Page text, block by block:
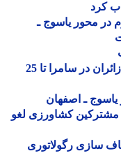
با 19 مصدوم در محور یاسوج ـ
خدمت رسانی موکب امامزادگان قم به زائران در سامرا تا 25
کشاورزی لغو
سازی رگولاتوری